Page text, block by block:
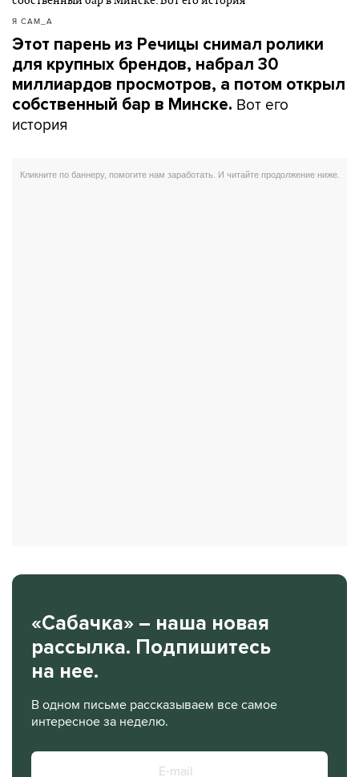
Я САМ_А
Этот парень из Речицы снимал ролики
для крупных брендов, набрал 30
миллиардов просмотров, а потом открыл
собственный бар в Минске. Вот его
история
«Сабачка» – наша новая
рассылка. Подпишитесь
на нее.
В одном письме рассказываем все самое
интересное за неделю.